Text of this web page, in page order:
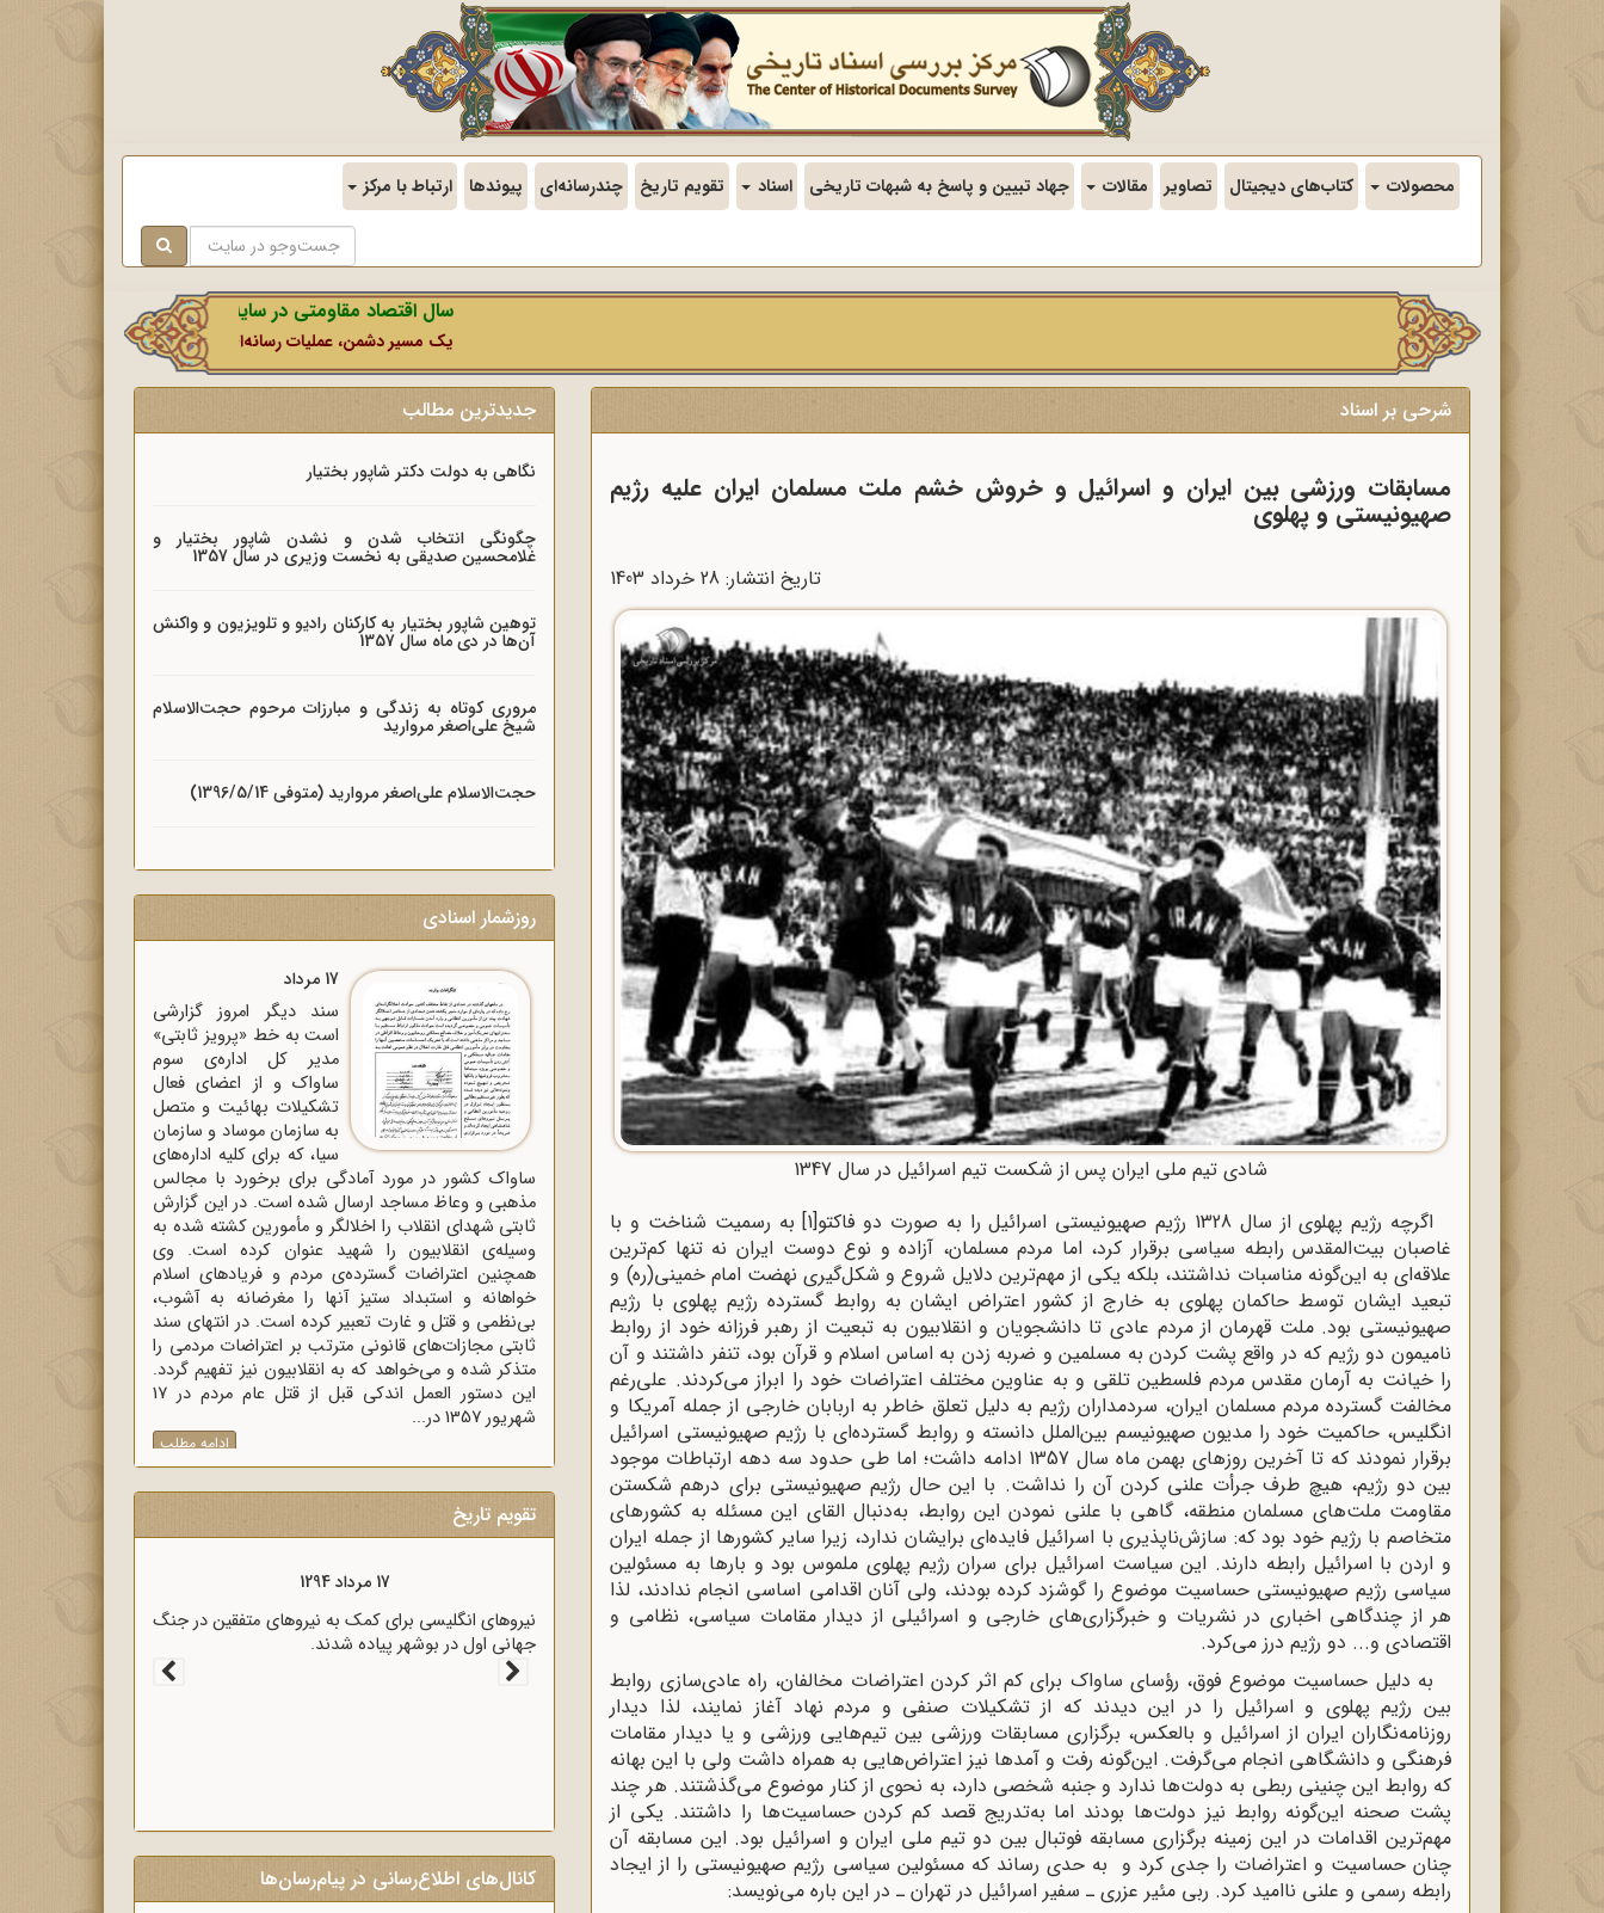
محصولات کتاب‌های دیجیتال تصاویر مقالات جهاد تبیین و پاسخ به شبهات تاریخی اسناد تقویم تاریخ چندرسانه‌ای پیوندها ارتباط با مرکز
سال اقتصاد مقاومتی در سایه وحدت ملی و امنیت ملی.
یک مسیر دشمن، عملیات رسانه‌ای او است که در این ایام بطور خاص
شرحی بر اسناد
مسابقات ورزشی بین ایران و اسرائیل و خروش خشم ملت مسلمان ایران علیه رژیم
صهیونیستی و پهلوی
تاریخ انتشار: 28 خرداد 1403
شادی تیم ملی ایران پس از شکست تیم اسرائیل در سال 1347
اگرچه رژیم پهلوی از سال 1328 رژیم صهیونیستی اسرائیل را به صورت دو فاکتو
[1] به رسمیت شناخت و با
غاصبان بیت‌المقدس رابطه سیاسی برقرار کرد، اما مردم مسلمان، آزاده و نوع دوست ایران نه تنها کم‌ترین
علاقه‌ای به این‌گونه مناسبات نداشتند، بلکه یکی از مهم‌ترین دلایل شروع و شکل‌گیری نهضت امام خمینی(ره) و
تبعید ایشان توسط حاکمان پهلوی به خارج از کشور اعتراض ایشان به روابط گسترده رژیم پهلوی با رژیم
صهیونیستی بود. ملت قهرمان از مردم عادی تا دانشجویان و انقلابیون به تبعیت از رهبر فرزانه خود از روابط
نامیمون دو رژیم که در واقع پشت کردن به مسلمین و ضربه زدن به اساس اسلام و قرآن بود، تنفر داشتند و آن
را خیانت به آرمان مقدس مردم فلسطین تلقی و به عناوین مختلف اعتراضات خود را ابراز می‌‌کردند. علی‌رغم
مخالفت گسترده مردم مسلمان ایران، سردمداران رژیم به دلیل تعلق خاطر به اربابان خارجی از جمله آمریکا و
انگلیس، حاکمیت خود را مدیون صهیونیسم بین‌الملل دانسته و روابط گسترده‌ای با رژیم صهیونیستی اسرائیل
برقرار نمودند که تا آخرین روزهای بهمن ماه سال 1357 ادامه داشت؛ اما طی حدود سه دهه ارتباطات موجود
بین دو رژیم، هیچ طرف جرأت علنی کردن آن را نداشت. با این حال رژیم صهیونیستی برای درهم شکستن
مقاومت ملت‌های مسلمان منطقه، گاهی با علنی نمودن این روابط، به‌دنبال القای این مسئله به کشورهای
متخاصم با رژیم خود بود که: سازش‌ناپذیری با اسرائیل فایده‌ای برایشان ندارد، زیرا سایر کشورها از جمله ایران
و اردن با اسرائیل رابطه دارند. این سیاست اسرائیل برای سران رژیم پهلوی ملموس بود و بارها به مسئولین
سیاسی رژیم صهیونیستی حساسیت موضوع را گوشزد کرده بودند، ولی آنان اقدامی اساسی انجام ندادند، لذا
هر از چندگاهی اخباری در نشریات و خبرگزاری‌های خارجی و اسرائیلی از دیدار مقامات سیاسی، نظامی و
اقتصادی و... دو رژیم درز می‌کرد.
به دلیل حساسیت موضوع فوق، رؤسای ساواک برای کم اثر کردن اعتراضات مخالفان، راه عادی‌سازی روابط
بین رژیم پهلوی و اسرائیل را در این دیدند که از تشکیلات صنفی و مردم نهاد آغاز نمایند، لذا دیدار
روزنامه‌نگاران ایران از اسرائیل و بالعکس، برگزاری مسابقات ورزشی بین تیم‌هایی ورزشی و یا دیدار مقامات
فرهنگی و دانشگاهی انجام می‌گرفت. این‌گونه رفت و آمدها نیز اعتراض‌هایی به همراه داشت ولی با این بهانه
که روابط این چنینی ربطی به دولت‌ها ندارد و جنبه شخصی دارد، به نحوی از کنار موضوع می‌گذشتند. هر چند
پشت صحنه این‌گونه روابط نیز دولت‌ها بودند اما به‌تدریج قصد کم کردن حساسیت‌ها را داشتند. یکی از
مهم‌ترین اقدامات در این زمینه برگزاری مسابقه فوتبال بین دو تیم ملی ایران و اسرائیل بود. این مسابقه آن
چنان حساسیت و اعتراضات را جدی کرد و به حدی رساند که مسئولین سیاسی رژیم صهیونیستی را از ایجاد
رابطه رسمی و علنی ناامید کرد. ربی مئیر عزری ـ سفیر اسرائیل در تهران ـ در این باره می‌نویسد:
جدیدترین مطالب
نگاهی به دولت دکتر شاپور بختیار
چگونگی انتخاب شدن و نشدن شاپور بختیار و
غلامحسین صدیقی به نخست وزیری در سال 1357
توهین شاپور بختیار به کارکنان رادیو و تلویزیون و واکنش
آن‌ها در دی ماه سال 1357
مروری کوتاه به زندگی و مبارزات مرحوم حجت‌الاسلام
شیخ علی‌اصغر مروارید
حجت‌الاسلام علی‌اصغر مروارید (متوفی 1396/5/14)
روزشمار اسنادی
17 مرداد
سند دیگر امروز گزارشی
است به خط «پرویز ثابتی»
مدیر کل اداره‌ی سوم
ساواک و از اعضای فعال
تشکیلات بهائیت و متصل
به سازمان موساد و سازمان
سیا، که برای کلیه اداره‌های
ساواک‌ کشور در مورد آمادگی برای برخورد با مجالس
مذهبی و وعاظ مساجد ارسال شده است. در این گزارش
ثابتی شهدای انقلاب را اخلالگر و مأمورین کشته شده به
وسیله‌ی انقلابیون را شهید عنوان کرده است. وی
همچنین اعتراضات گسترده‌ی مردم و فریادهای اسلام
خواهانه و استبداد ستیز آنها را مغرضانه به آشوب،
بی‌نظمی و قتل و غارت تعبیر کرده است. در انتهای سند
ثابتی مجازات‌های قانونی مترتب بر اعتراضات مردمی را
متذکر شده و می‌خواهد که به انقلابیون نیز تفهیم گردد.
این دستور العمل اندکی قبل از قتل عام مردم در 17
شهریور 1357 در...
ادامه مطلب
تقویم تاریخ
17 مرداد 1298
قرارداد 1919 که عملاً ایران را مستعمره انگلستان می‌کرد،
به وسیله وثوق‌الدوله با انگلیسی‌ها امضا شد.
کانال‌های اطلاع‌رسانی در پیام‌رسان‌ها